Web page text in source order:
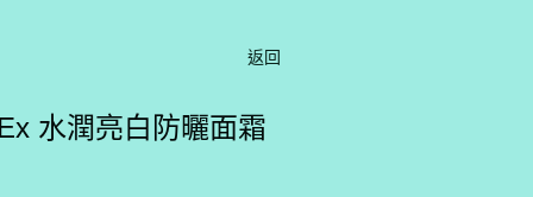
返回
水潤亮白防曬面霜